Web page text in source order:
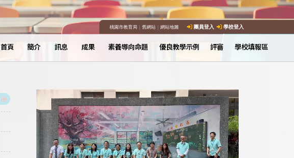
桃園市教育局｜ 舊網站｜ 網站地圖 團員登入 學校登入
首頁 簡介 訊息 成果 素養導向命題 優良教學示例 評審 學校填報區